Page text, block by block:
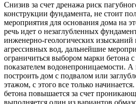
Снизив за счет дренажа риск
конструкции фундамента, не стоит
мероприятия для основания дома на
речь идет о незаглубленных
инженерно-геологических изысканий
агрессивных вод, дальнейшие
ограничиться выбором марки бетона
показателем водонепроницаемости. А
построить дом с подвалом или
этажом, с этого все только
бетона повышается за счет